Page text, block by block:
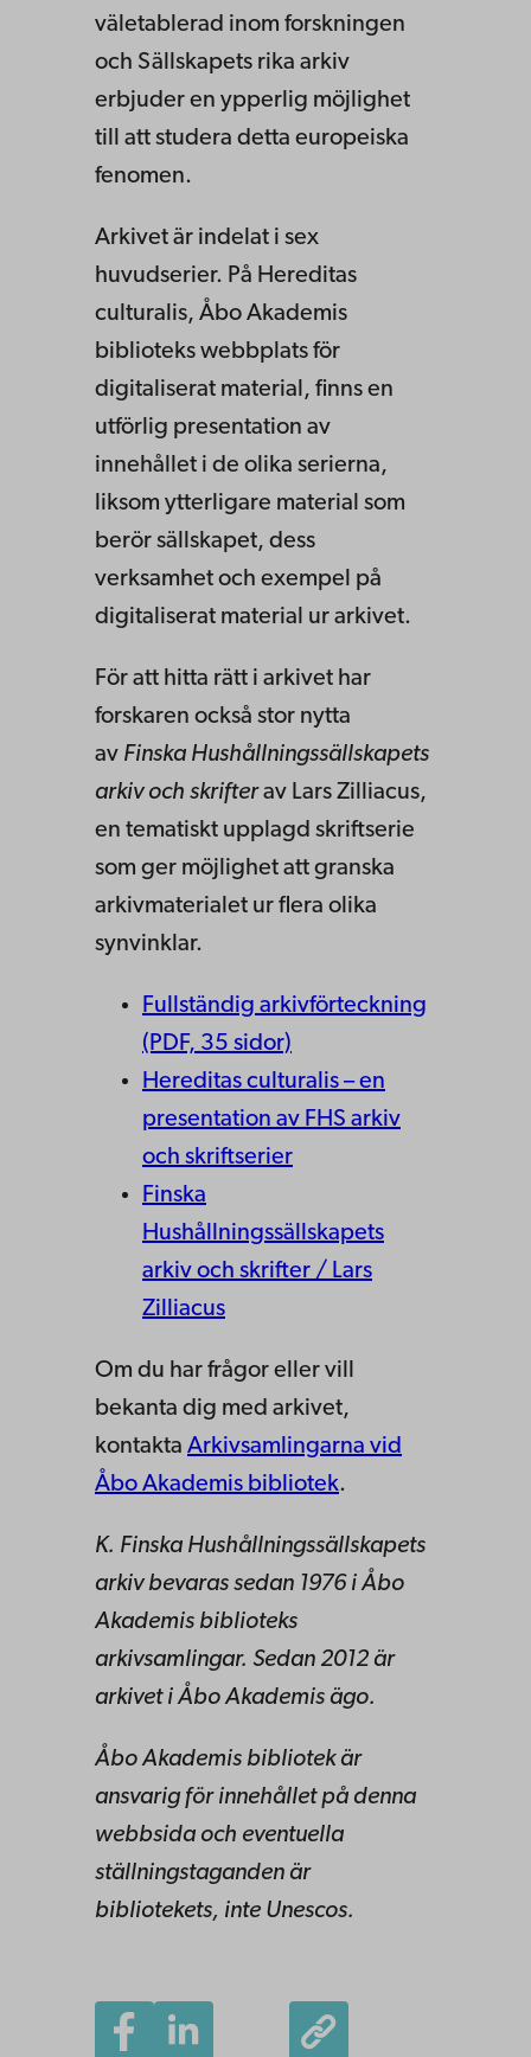
väletablerad inom forskningen
och Sällskapets rika arkiv
erbjuder en ypperlig möjlighet
till att studera detta europeiska
fenomen.
Arkivet är indelat i sex
huvudserier. På Hereditas
culturalis, Åbo Akademis
biblioteks webbplats för
digitaliserat material, finns en
utförlig presentation av
innehållet i de olika serierna,
liksom ytterligare material som
berör sällskapet, dess
verksamhet och exempel på
digitaliserat material ur arkivet.
För att hitta rätt i arkivet har
forskaren också stor nytta
av Finska Hushållningssällskapets
arkiv och skrifterav Lars Zilliacus,
en tematiskt upplagd skriftserie
som ger möjlighet att granska
arkivmaterialet ur flera olika
synvinklar.
Fullständig arkivförteckning
(PDF, 35 sidor)
Hereditas culturalis – en
presentation av FHS arkiv
och skriftserier
Finska
Hushållningssällskapets
arkiv och skrifter / Lars
Zilliacus
Om du har frågor eller vill
bekanta dig med arkivet,
kontakta Arkivsamlingarna vid
Åbo Akademis bibliotek.
K. Finska Hushållningssällskapets
arkiv bevaras sedan 1976 i Åbo
Akademis biblioteks
arkivsamlingar. Sedan 2012 är
arkivet i Åbo Akademis ägo.
Åbo Akademis bibliotek är
ansvarig för innehållet på denna
webbsida och eventuella
ställningstaganden är
bibliotekets, inte Unescos.